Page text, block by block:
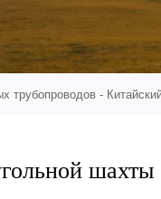
трубопроводов-
шахты